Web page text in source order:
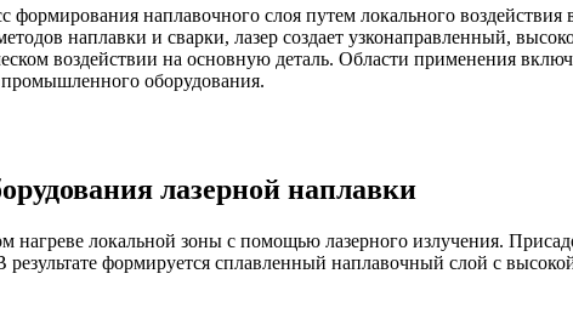
наплавочного слоя путем локального
наплавки и сварки, лазер создает узконаправленный,
воздействии на основную деталь. Области применения
промышленного оборудования.
лазерной наплавки
нагреве локальной зоны с помощью лазерного излучения.
формируется сплавленный наплавочный слой с